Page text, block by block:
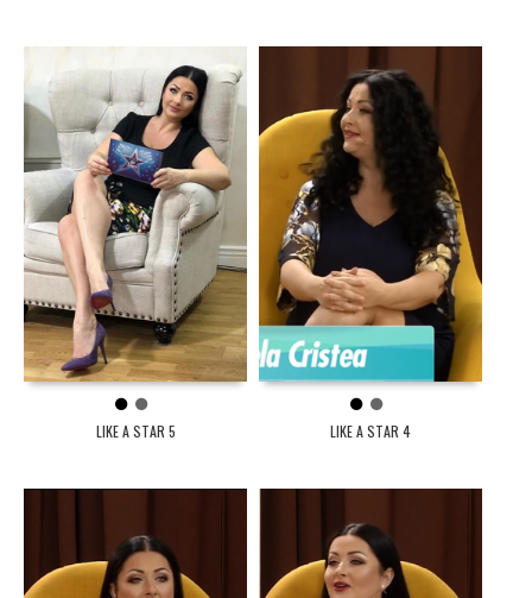
1 2
LIKE A STAR 5
1 2
LIKE A STAR 4